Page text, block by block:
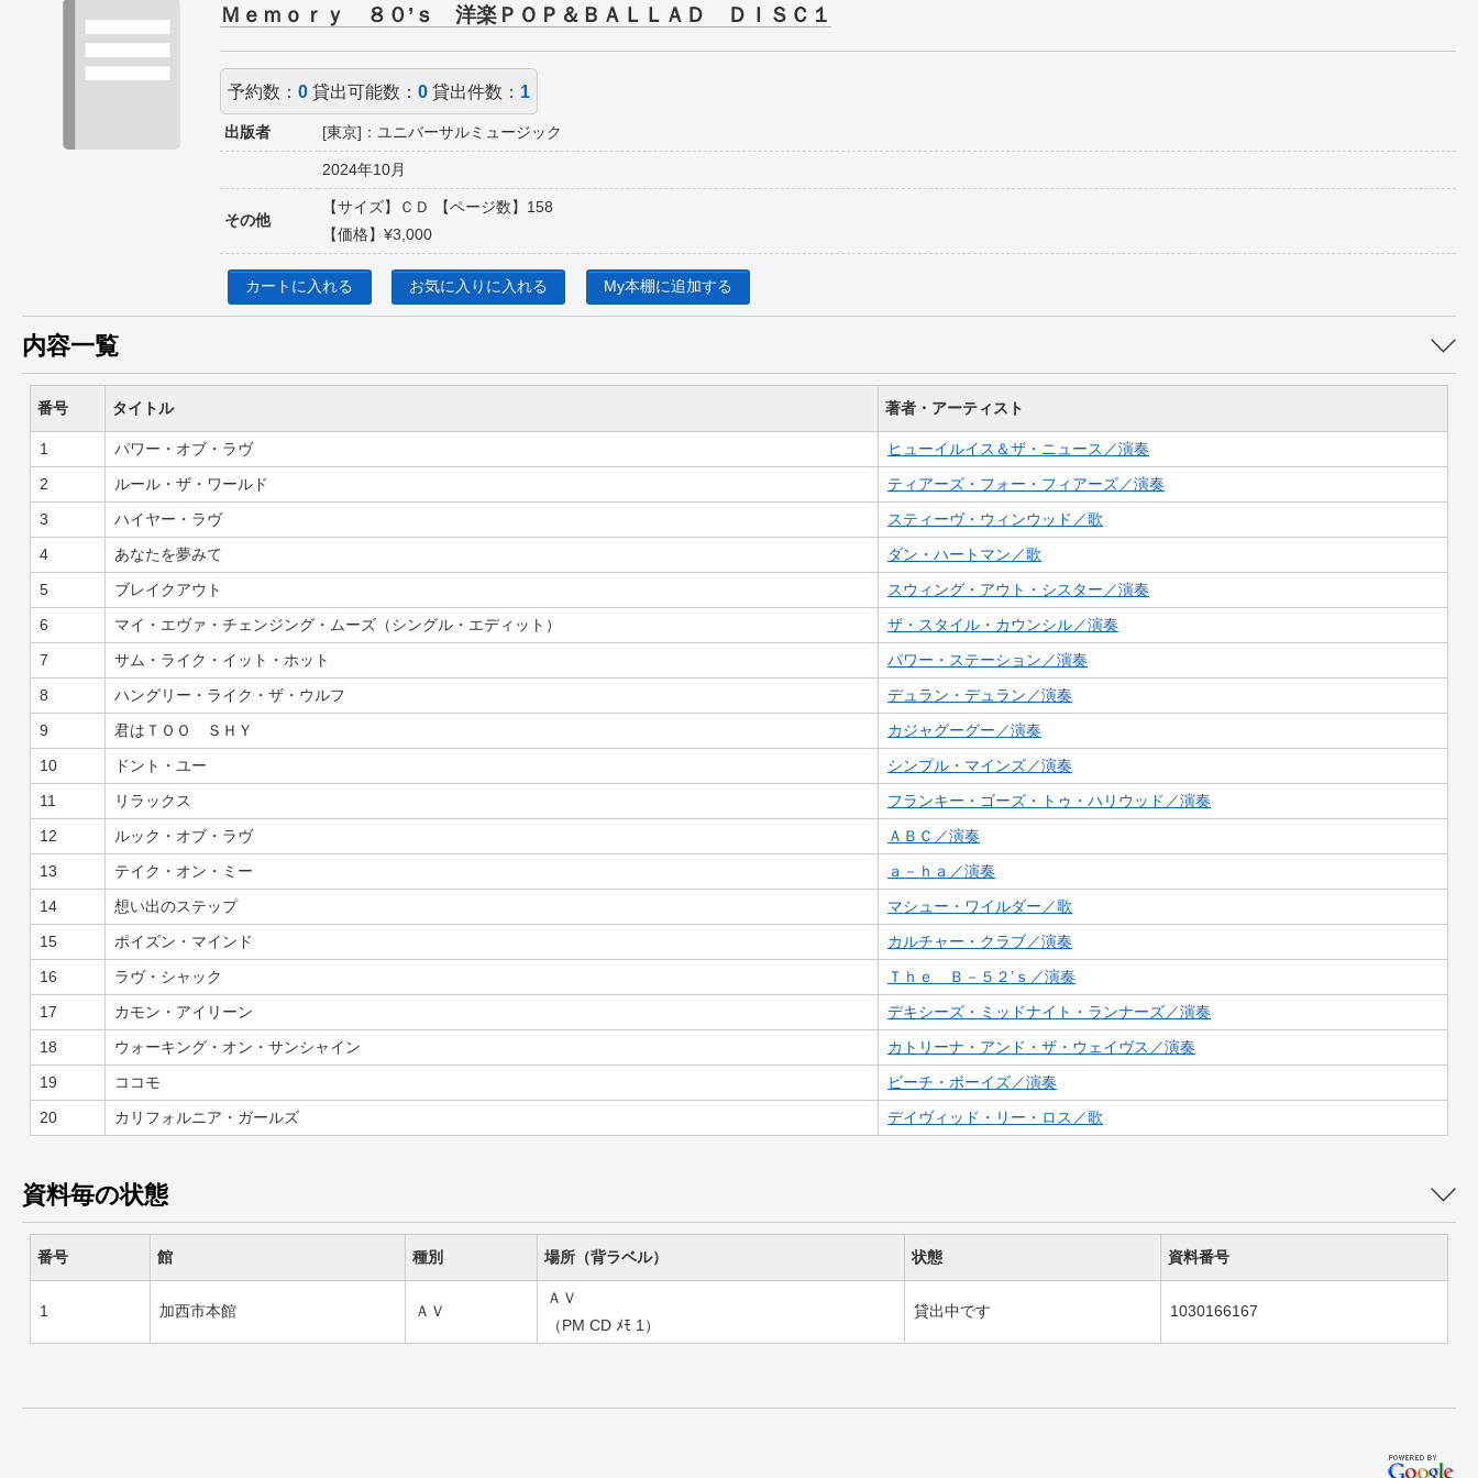
Ｍｅｍｏｒｙ ８０’ｓ 洋楽ＰＯＰ＆ＢＡＬＬＡＤ ＤＩＳＣ１
予約数：0 貸出可能数：0 貸出件数： 1
出版者 [東京]：ユニバーサルミュージック
2024年10月
その他
【サイズ】ＣＤ 【ページ数】158
【価格】¥3,000
カートに入れる お気に入りに入れる My本棚に追加する
内容一覧
番号 タイトル 著者・アーティスト
1 パワー・オブ・ラヴ
ヒューイルイス＆ザ・ニュース／演奏
2
ルール・ザ・ワールド
ティアーズ・フォー・フィアーズ／演奏
3
ハイヤー・ラヴ
スティーヴ・ウィンウッド／歌
4
あなたを夢みて
ダン・ハートマン／歌
5
ブレイクアウト
スウィング・アウト・シスター／演奏
6
マイ・エヴァ・チェンジング・ムーズ（シングル・エディット）
ザ・スタイル・カウンシル／演奏
7
サム・ライク・イット・ホット
パワー・ステーション／演奏
8
ハングリー・ライク・ザ・ウルフ
デュラン・デュラン／演奏
9
君はＴＯＯ ＳＨＹ
カジャグーグー／演奏
10
ドント・ユー
シンプル・マインズ／演奏
11
リラックス
フランキー・ゴーズ・トゥ・ハリウッド／演奏
12
ルック・オブ・ラヴ
ＡＢＣ／演奏
13
テイク・オン・ミー
ａ－ｈａ／演奏
14
想い出のステップ
マシュー・ワイルダー／歌
15
ポイズン・マインド
カルチャー・クラブ／演奏
16
ラヴ・シャック
Ｔｈｅ Ｂ－５２’ｓ／演奏
17
カモン・アイリーン
デキシーズ・ミッドナイト・ランナーズ／演奏
18
ウォーキング・オン・サンシャイン
カトリーナ・アンド・ザ・ウェイヴス／演奏
19
ココモ
ビーチ・ボーイズ／演奏
20
カリフォルニア・ガールズ デイヴィッド・リー・ロス／歌
資料毎の状態
番号 館 種別 場所（背ラベル） 状態 資料番号
1 加西市本館 ＡＶ
ＡＶ
（PM CD ﾒﾓ 1）
貸出中です 1030166167